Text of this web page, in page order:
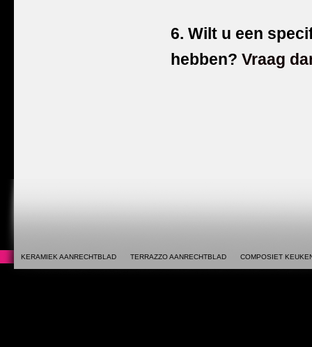
6. Wilt u een
hebben? Vraag
KERAMIEK AANRECHTBLAD TERRAZZO AANRECHTBLAD COMPOSIET